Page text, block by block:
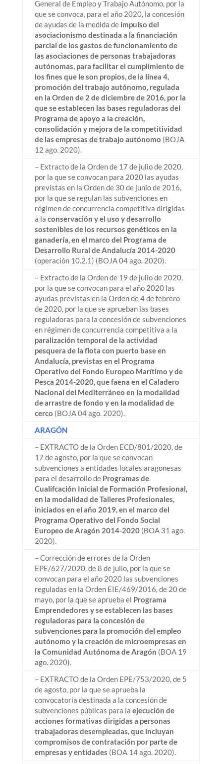
General de Empleo y Trabajo Autónomo, por la
que se convoca, para el año 2020, la concesión
de ayudas de la medida de impulso del
asociacionismo destinada a la financiación
parcial de los gastos de funcionamiento de
las asociaciones de personas trabajadoras
autónomas, para facilitar el cumplimiento de
los fines que le son propios, de la línea 4,
promoción del trabajo autónomo, regulada
en la Orden de 2 de diciembre de 2016, por la
que se establecen las bases reguladoras del
Programa de apoyo a la creación,
consolidación y mejora de la competitividad
de las empresas de trabajo autónomo (BOJA
12 ago. 2020).
– Extracto de la Orden de 17 de julio de 2020,
por la que se convocan para 2020 las ayudas
previstas en la Orden de 30 de junio de 2016,
por la que se regulan las subvenciones en
régimen de concurrencia competitiva dirigidas
a la conservación y el uso y desarrollo
sostenibles de los recursos genéticos en la
ganadería, en el marco del Programa de
Desarrollo Rural de Andalucía 2014-2020
(operación 10.2.1) (BOJA 04 ago. 2020).
– Extracto de la Orden de 19 de julio de 2020,
por la que se convocan para el año 2020 las
ayudas previstas en la Orden de 4 de febrero
de 2020, por la que se aprueban las bases
reguladoras para la concesión de subvenciones
en régimen de concurrencia competitiva a la
paralización temporal de la actividad
pesquera de la flota con puerto base en
Andalucía, previstas en el Programa
Operativo del Fondo Europeo Marítimo y de
Pesca 2014-2020, que faena en el Caladero
Nacional del Mediterráneo en la modalidad
de arrastre de fondo y en la modalidad de
cerco (BOJA 04 ago. 2020).
ARAGÓN
– EXTRACTO de la Orden ECD/801/2020, de
17 de agosto, por la que se convocan
subvenciones a entidades locales aragonesas
para el desarrollo deProgramas de
Cualifcación Inicial de Formación Profesional,
en la modalidad de Talleres Profesionales,
iniciados en el año 2019, en el marco del
Programa Operativo del Fondo Social
Europeo de Aragón 2014-2020(BOA 31 ago.
2020).
– Corrección de errores de la Orden
EPE/627/2020, de 8 de julio, por la que se
convocan para el año 2020 las subvenciones
reguladas en la Orden EIE/469/2016, de 20 de
mayo, por la que se aprueba el Programa
Emprendedores y se establecen las bases
reguladoras para la concesión de
subvenciones para la promoción del empleo
autónomo y la creación de microempresas en
la Comunidad Autónoma de Aragón (BOA 19
ago. 2020).
– EXTRACTO de la Orden EPE/753/2020, de 5
de agosto, por la que se aprueba la
convocatoria destinada a la concesión de
subvenciones públicas para la ejecución de
acciones formativas dirigidas a personas
trabajadoras desempleadas, que incluyan
compromisos de contratación por parte de
empresas y entidades (BOA 14 ago. 2020).